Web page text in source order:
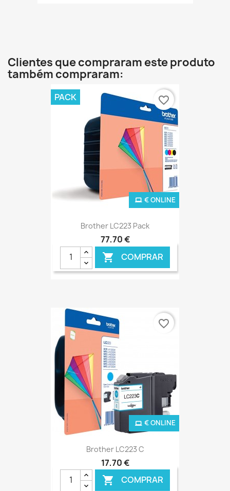
Clientes que compraram este produto
também compraram:
Brother LC223 Pack
77,70 €
 COMPRAR
€ ONLINE
PACK favorite_border
Brother LC223 C
17,70 €
 COMPRAR
€ ONLINE
favorite_border